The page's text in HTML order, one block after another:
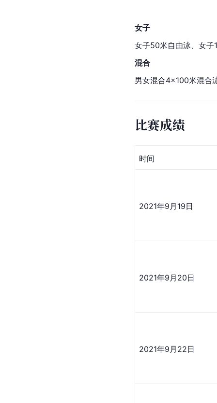
女子
女子50米自由泳、女
混合
男女混合4×100米混合
比赛成绩
时间
2021年9月19日
2021年9月20日
2021年9月22日